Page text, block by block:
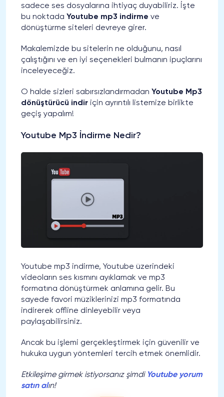
sadece ses dosyalarına ihtiyaç duyabiliriz. İşte
bu noktada Youtube mp3 indirme ve
dönüştürme siteleri devreye girer.
Makalemizde bu sitelerin ne olduğunu, nasıl
çalıştığını ve en iyi seçenekleri bulmanın ipuçlarını
inceleyeceğiz.
O halde sizleri sabırsızlandırmadan Youtube Mp3
dönüştürücü indir için ayrıntılı listemize birlikte
geçiş yapalım!
Youtube Mp3 İndirme Nedir?
Youtube mp3 indirme, Youtube üzerindeki
videoların ses kısmını ayıklamak ve mp3
formatına dönüştürmek anlamına gelir. Bu
sayede favori müziklerinizi mp3 formatında
indirerek offline dinleyebilir veya
paylaşabilirsiniz.
Ancak bu işlemi gerçekleştirmek için güvenilir ve
hukuka uygun yöntemleri tercih etmek önemlidir.
Etkileşime girmek istiyorsanız şimdi Youtube yorum
satın alın!